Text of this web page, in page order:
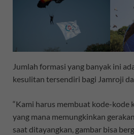
Jumlah formasi yang banyak ini
kesulitan tersendiri bagi Jamroji
“Kami harus membuat kode-kode
yang mana memungkinkan
saat ditayangkan, gambar bisa